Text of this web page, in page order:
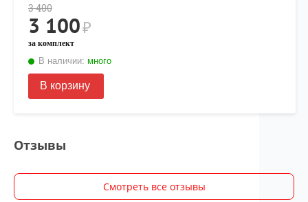
3 400
3 100₽
за комплект
В наличии: много
В корзину
Отзывы
Смотреть все отзывы